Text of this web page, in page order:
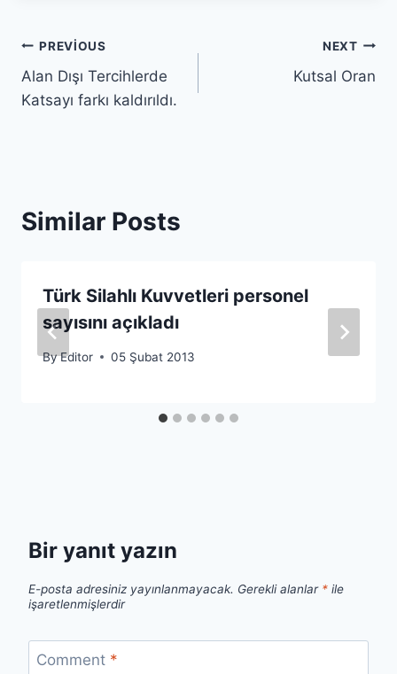
Yazı
gezinmesi
PREVIOUS
Alan Dışı Tercihlerde
Katsayı farkı kaldırıldı.
NEXT
Kutsal Oran
Similar Posts
Türk Silahlı Kuvvetleri personel
sayısını açıkladı
ByEditor 05 Şubat 2013
Bir yanıt yazın
E-posta adresiniz yayınlanmayacak. Gerekli alanlar * ile
işaretlenmişlerdir
Comment *